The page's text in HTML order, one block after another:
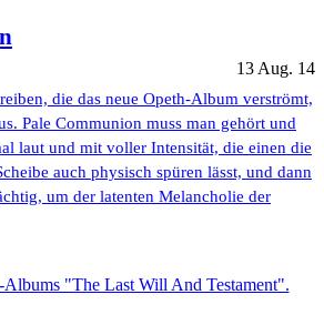
13 Aug. 14
die das neue Opeth-Album verströmt,
Pale Communion muss man gehört und
laut und mit voller Intensität, die einen die
auch physisch spüren lässt, und dann
um der latenten Melancholie der